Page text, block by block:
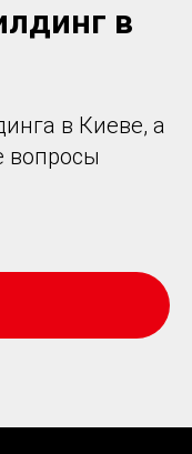
в
в Киеве, а
вопросы